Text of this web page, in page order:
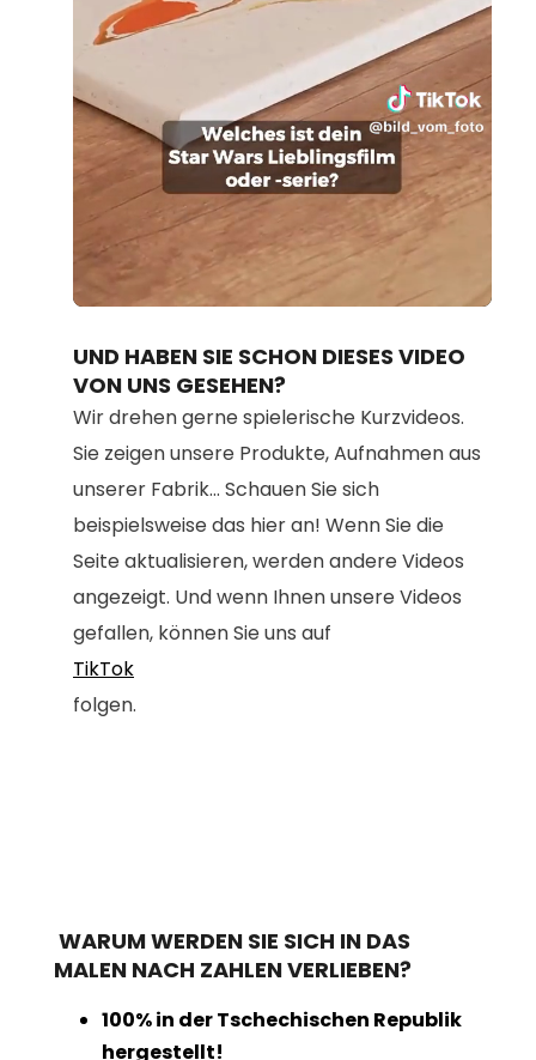
100.00%
UND HABEN SIE SCHON DIESES VIDEO
VON UNS GESEHEN?
Wir drehen gerne spielerische Kurzvideos.
Sie zeigen unsere Produkte, Aufnahmen aus
unserer Fabrik... Schauen Sie sich
beispielsweise das hier an! Wenn Sie die
Seite aktualisieren, werden andere Videos
angezeigt. Und wenn Ihnen unsere Videos
gefallen, können Sie uns auf
TikTok
folgen.
WARUM WERDEN SIE SICH IN DAS
MALEN NACH ZAHLEN VERLIEBEN?
100% in der Tschechischen Republik
hergestellt!